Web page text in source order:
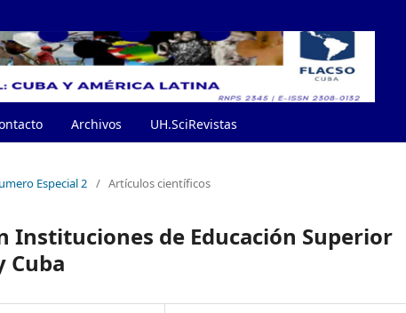
Archivos UH.SciRevistas
Especial 2 / Artículos científicos
Instituciones de Educación Superior
Cuba